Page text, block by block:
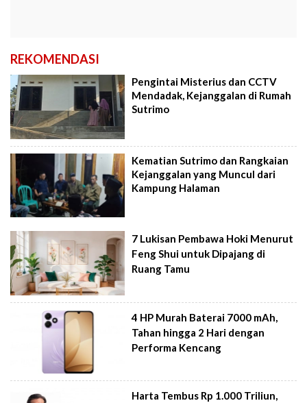
REKOMENDASI
Pengintai Misterius dan CCTV
Mendadak, Kejanggalan di Rumah
Sutrimo
Kematian Sutrimo dan Rangkaian
Kejanggalan yang Muncul dari
Kampung Halaman
7 Lukisan Pembawa Hoki Menurut
Feng Shui untuk Dipajang di
Ruang Tamu
4 HP Murah Baterai 7000 mAh,
Tahan hingga 2 Hari dengan
Performa Kencang
Harta Tembus Rp 1.000 Triliun,